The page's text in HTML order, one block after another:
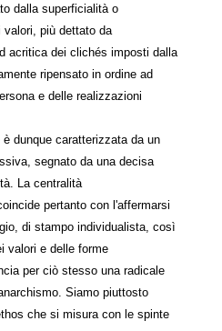
dalla superficialità o
valori, più dettato da
acritica dei clichés imposti dalla
ripensato in ordine ad
e delle realizzazioni
dunque caratterizzata da un
segnato da una decisa
La centralità
pertanto con l'affermarsi
di stampo individualista, così
valori e delle forme
per ciò stesso una radicale
Siamo piuttosto
che si misura con le spinte